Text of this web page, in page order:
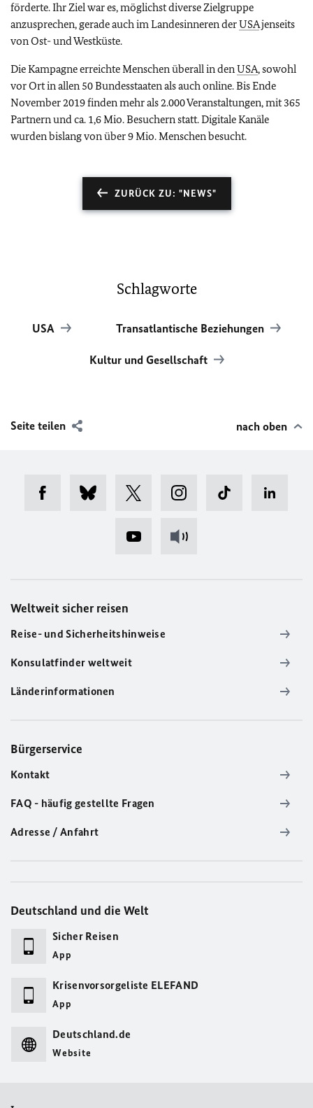
förderte. Ihr Ziel war es, möglichst diverse Zielgruppe
anzusprechen, gerade auch im Landesinneren derUSAjenseits
von Ost- und Westküste.
Die Kampagne erreichte Menschen überall in denUSA, sowohl
vor Ort in allen 50 Bundesstaaten als auch online. Bis Ende
November 2019 finden mehr als 2.000 Veranstaltungen, mit 365
Partnern und ca. 1,6 Mio. Besuchern statt. Digitale Kanäle
wurden bislang von über 9 Mio. Menschen besucht.
ZURÜCK ZU: "NEWS"
Schlagworte
USA Transatlantische Beziehungen
Kultur und Gesellschaft
Seite teilen nach oben
Weltweit sicher reisen
Reise- und Sicherheitshinweise
Konsulatfinder weltweit
Länderinformationen
Bürgerservice
Kontakt
FAQ - häufig gestellte Fragen
Adresse / Anfahrt
Deutschland und die Welt
Sicher Reisen
App
Krisenvorsorgeliste ELEFAND
App
Deutschland.de
Website